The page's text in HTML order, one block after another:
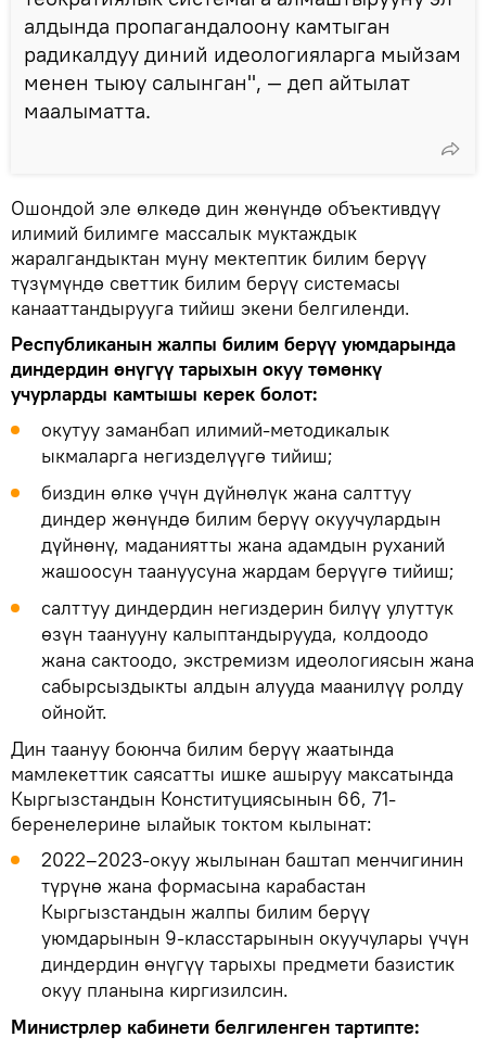
алдында пропагандалоону камтыган
радикалдуу диний идеологияларга мыйзам
менен тыюу салынган", — деп айтылат
маалыматта.
Ошондой эле өлкөдө дин жөнүндө объективдүү
илимий билимге массалык муктаждык
жаралгандыктан муну мектептик билим берүү
түзүмүндө светтик билим берүү системасы
канааттандырууга тийиш экени белгиленди.
Республиканын жалпы билим берүү уюмдарында
диндердин өнүгүү тарыхын окуу төмөнкү
учурларды камтышы керек болот:
окутуу заманбап илимий-методикалык
ыкмаларга негизделүүгө тийиш;
биздин өлкө үчүн дүйнөлүк жана салттуу
диндер жөнүндө билим берүү окуучулардын
дүйнөнү, маданиятты жана адамдын руханий
жашоосун таануусуна жардам берүүгө тийиш;
салттуу диндердин негиздерин билүү улуттук
өзүн таанууну калыптандырууда, колдоодо
жана сактоодо, экстремизм идеологиясын жана
сабырсыздыкты алдын алууда маанилүү ролду
ойнойт.
Дин таануу боюнча билим берүү жаатында
мамлекеттик саясатты ишке ашыруу максатында
Кыргызстандын Конституциясынын 66, 71-
беренелерине ылайык токтом кылынат:
2022–2023-окуу жылынан баштап менчигинин
түрүнө жана формасына карабастан
Кыргызстандын жалпы билим берүү
уюмдарынын 9-класстарынын окуучулары үчүн
диндердин өнүгүү тарыхы предмети базистик
окуу планына киргизилсин.
Министрлер кабинети белгиленген тартипте: